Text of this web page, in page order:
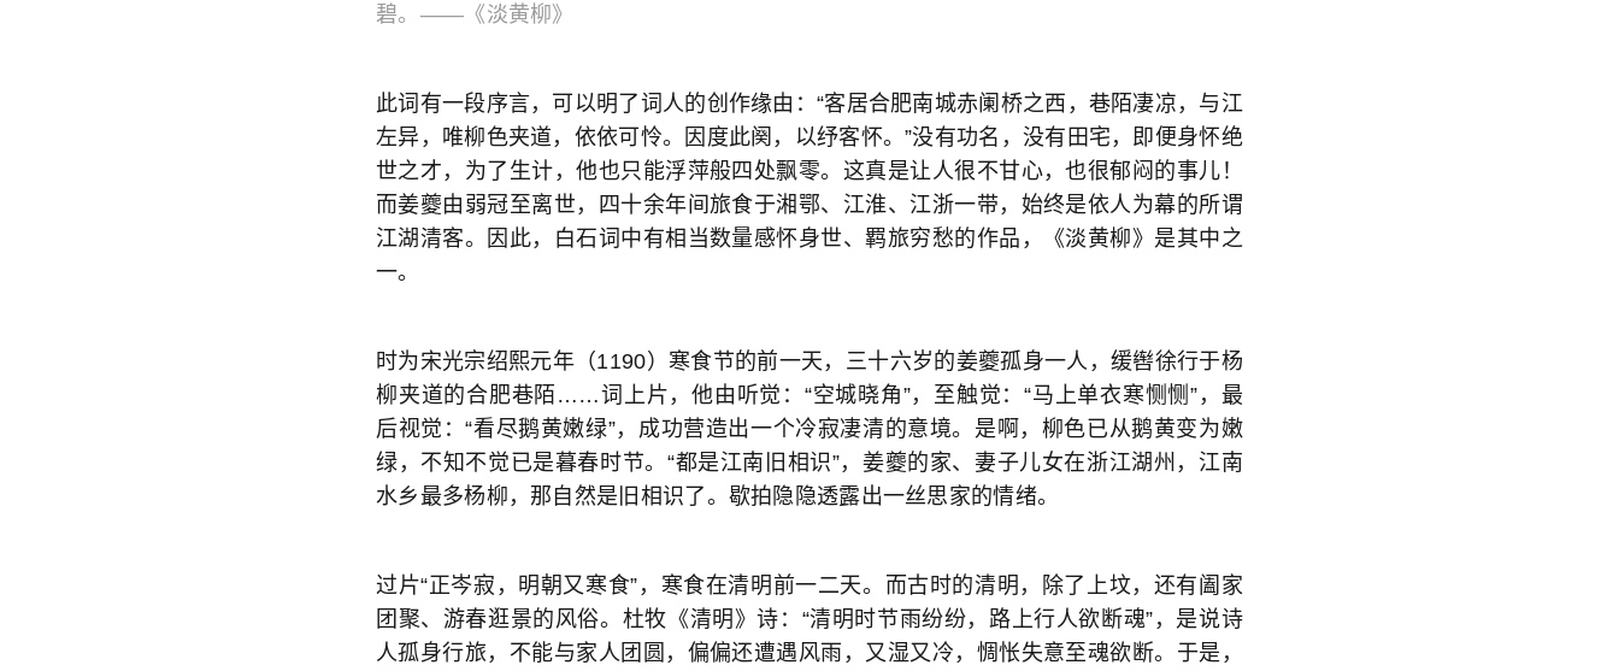
碧。——《淡黄柳》
此词有一段序言，可以明了词人的创作缘由：“客居合肥南城赤阑桥之西，巷陌凄凉，与江
左异，唯柳色夹道，依依可怜。因度此阕，以纾客怀。”没有功名，没有田宅，即便身怀绝
世之才，为了生计，他也只能浮萍般四处飘零。这真是让人很不甘心，也很郁闷的事儿！
而姜夔由弱冠至离世，四十余年间旅食于湘鄂、江淮、江浙一带，始终是依人为幕的所谓
江湖清客。因此，白石词中有相当数量感怀身世、羁旅穷愁的作品，《淡黄柳》是其中之
一。
时为宋光宗绍熙元年（1190）寒食节的前一天，三十六岁的姜夔孤身一人，缓辔徐行于杨
柳夹道的合肥巷陌……词上片，他由听觉：“空城晓角”，至触觉：“马上单衣寒恻恻”，最
后视觉：“看尽鹅黄嫩绿”，成功营造出一个冷寂凄清的意境。是啊，柳色已从鹅黄变为嫩
绿，不知不觉已是暮春时节。“都是江南旧相识”，姜夔的家、妻子儿女在浙江湖州，江南
水乡最多杨柳，那自然是旧相识了。歇拍隐隐透露出一丝思家的情绪。
过片“正岑寂，明朝又寒食”，寒食在清明前一二天。而古时的清明，除了上坟，还有阖家
团聚、游春逛景的风俗。杜牧《清明》诗：“清明时节雨纷纷，路上行人欲断魂”，是说诗
人孤身行旅，不能与家人团圆，偏偏还遭遇风雨，又湿又冷，惆怅失意至魂欲断。于是，